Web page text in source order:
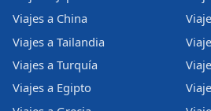
Viajes a China
Viajes a Tailandia
Viajes a Turquía
Viajes a Egipto